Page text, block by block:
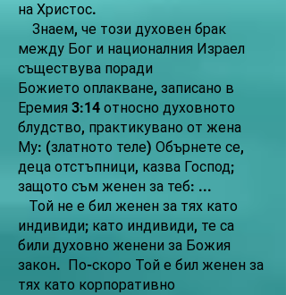
на Христос.
Знаем, че този духовен брак
между Бог и националния Израел
съществува поради
Божието оплакване, записано в
Еремия 3:14 относно духовното
блудство, практикувано от жена
Му: (златното теле) Обърнете се,
деца отстъпници, казва Господ;
защото съм женен за теб: ...
Той не е бил женен за тях като
индивиди; като индивиди, те са
били духовно женени за Божия
закон. По-скоро Той е бил женен за
тях като корпоративно